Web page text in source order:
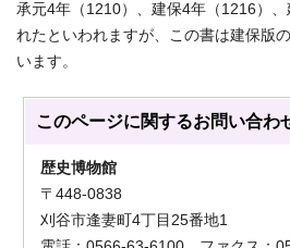
承元4年（1210）、建保4年（1216）
れたといわれますが、この書は建保版
います。
このページに関するお問い合わ
歴史博物館
〒448-0838
刈谷市逢妻町4丁目25番地1